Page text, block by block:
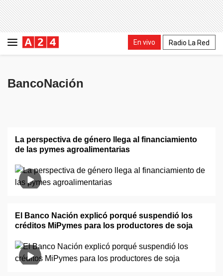
En vivo Radio La Red
BancoNación
La perspectiva de género llega al financiamiento
de las pymes agroalimentarias
El Banco Nación explicó porqué suspendió los
créditos MiPymes para los productores de soja